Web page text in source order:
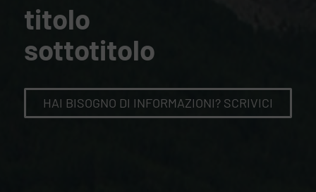
titolo
sottotitolo
HAI BISOGNO DI INFORMAZIONI? SCRIVICI